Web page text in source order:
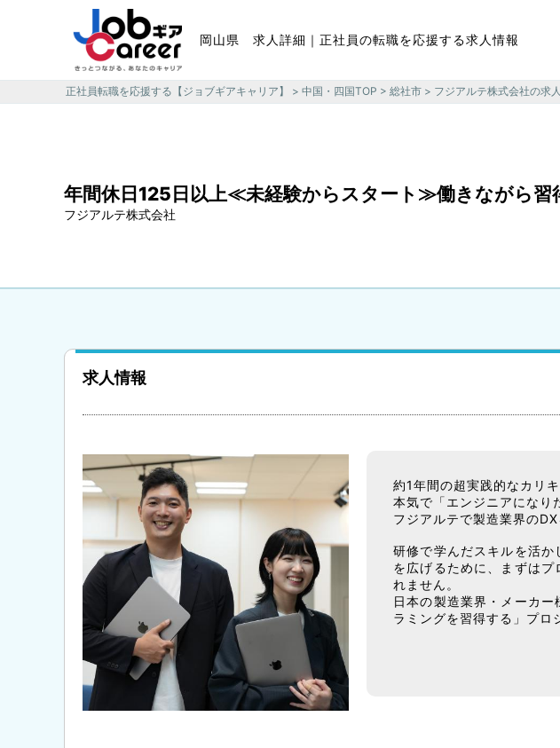
岡山県 求人詳細｜正社員の転職を応援する求人情報
正社員転職を応援する【ジョブギアキャリア】 > 中国・四国TOP > 総社市 > フジアルテ株式会社の求
年間休日125日以上≪未経験からスタート≫働きながら習
フジアルテ株式会社
求人情報
約1年間の超実践的なカリ
本気で「エンジニアになり
フジアルテで製造業界の
研修で学んだスキルを活
を広げるために、まずは
れません。
日本の製造業界・メーカ
ラミングを習得する」プロ